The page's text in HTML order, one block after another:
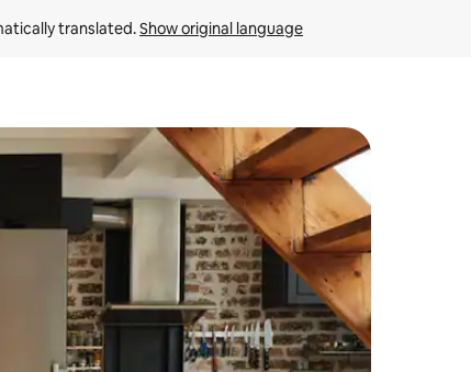
translated. Show original language